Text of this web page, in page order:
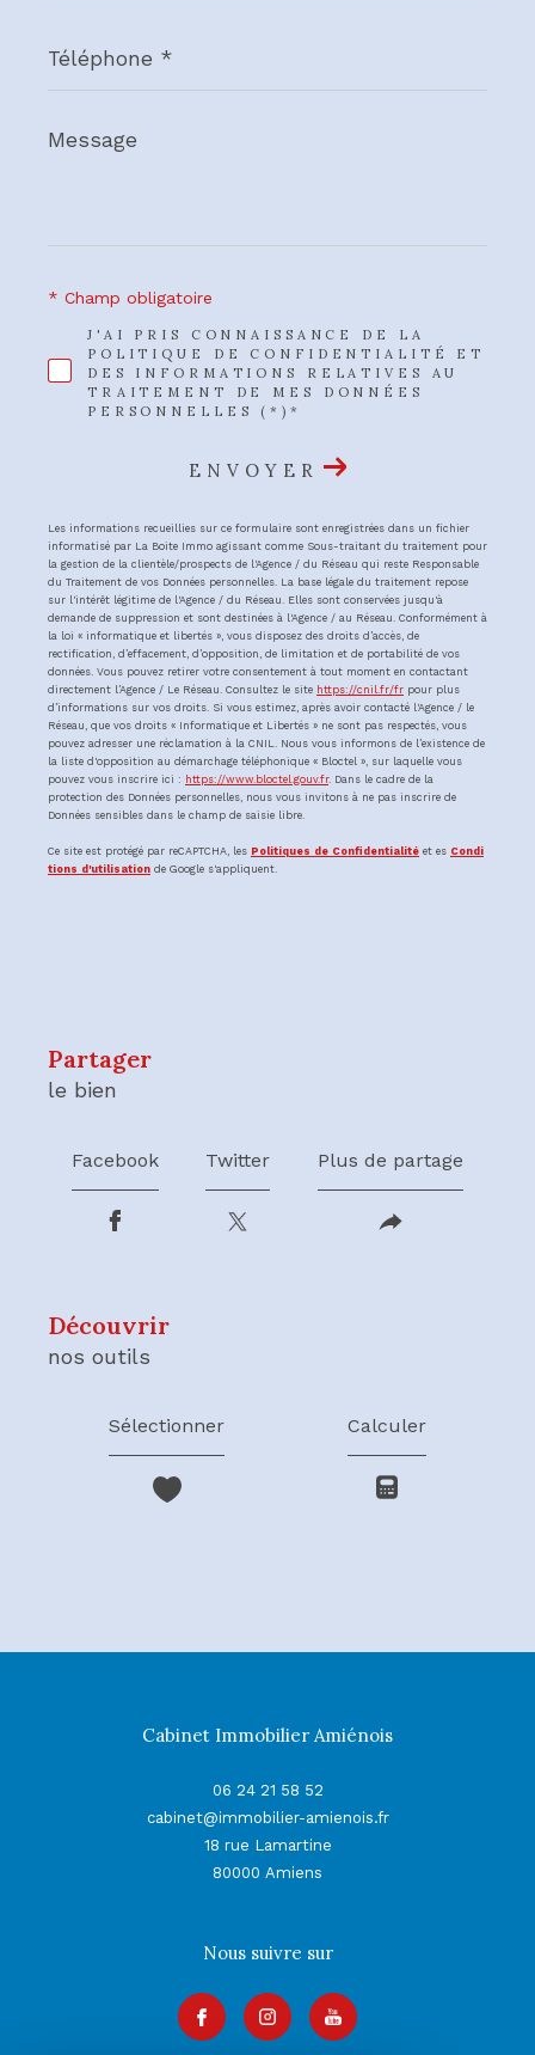
*
Message
*
J'AI PRIS CONNAISSANCE DE LA
POLITIQUE DE CONFIDENTIALITÉ ET
DES INFORMATIONS RELATIVES AU
TRAITEMENT DE MES DONNÉES
PERSONNELLES (*)*
* Champ obligatoire
ENVOYER
Les informations recueillies sur ce formulaire sont enregistrées dans un fichier
informatisé par La Boite Immo agissant comme Sous-traitant du traitement pour
la gestion de la clientèle/prospects de l'Agence / du Réseau qui reste Responsable
du Traitement de vos Données personnelles. La base légale du traitement repose
sur l'intérêt légitime de l'Agence / du Réseau. Elles sont conservées jusqu'à
demande de suppression et sont destinées à l'Agence / au Réseau. Conformément à
la loi « informatique et libertés », vous disposez des droits d’accès, de
rectification, d’effacement, d’opposition, de limitation et de portabilité de vos
données. Vous pouvez retirer votre consentement à tout moment en contactant
directement l’Agence / Le Réseau. Consultez le site https://cnil.fr/fr pour plus
d’informations sur vos droits. Si vous estimez, après avoir contacté l'Agence / le
Réseau, que vos droits « Informatique et Libertés » ne sont pas respectés, vous
pouvez adresser une réclamation à la CNIL. Nous vous informons de l’existence de
la liste d'opposition au démarchage téléphonique « Bloctel », sur laquelle vous
pouvez vous inscrire ici : https://www.bloctel.gouv.fr. Dans le cadre de la
protection des Données personnelles, nous vous invitons à ne pas inscrire de
Données sensibles dans le champ de saisie libre.
Ce site est protégé par reCAPTCHA, les Politiques de Confidentialité et es Condi
tions d'utilisation de Google s'appliquent.
partager
le bien
Facebook Twitter Plus de partage
découvrir
nos outils
Sélectionner Calculer
Cabinet Immobilier Amiénois
06 24 21 58 52
cabinet@immobilier-amienois.fr
18 rue Lamartine
80000
Amiens
Nous suivre sur